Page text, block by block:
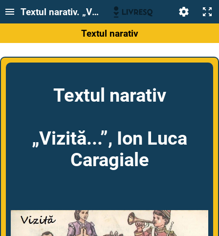
Textul narativ. „Vizită...”, Ion Luca Caragiale
Textul narativ
Textul narativ
„Vizită...”, Ion Luca
Caragiale